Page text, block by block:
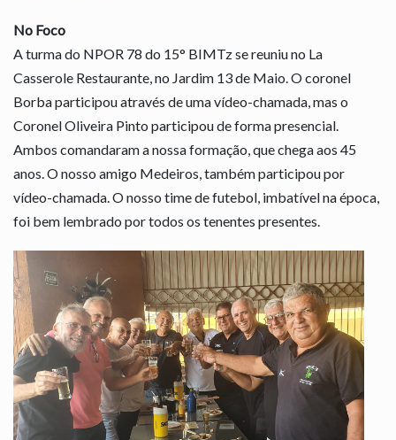
No Foco
A turma do NPOR 78 do 15° BIMTz se reuniu no La
Casserole Restaurante, no Jardim 13 de Maio. O coronel
Borba participou através de uma vídeo-chamada, mas o
Coronel Oliveira Pinto participou de forma presencial.
Ambos comandaram a nossa formação, que chega aos 45
anos. O nosso amigo Medeiros, também participou por
vídeo-chamada. O nosso time de futebol, imbatível na época,
foi bem lembrado por todos os tenentes presentes.